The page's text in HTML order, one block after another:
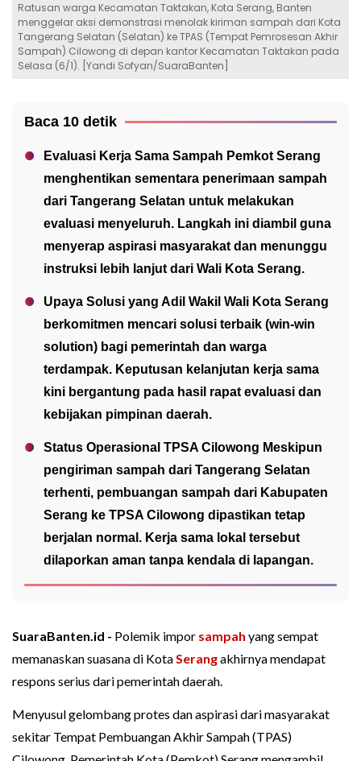
Ratusan warga Kecamatan Taktakan, Kota Serang, Banten
menggelar aksi demonstrasi menolak kiriman sampah dari Kota
Tangerang Selatan (Selatan) ke TPAS (Tempat Pemrosesan Akhir
Sampah) Cilowong di depan kantor Kecamatan Taktakan pada
Selasa (6/1). [Yandi Sofyan/SuaraBanten]
Baca 10 detik
Evaluasi Kerja Sama Sampah Pemkot Serang
menghentikan sementara penerimaan sampah
dari Tangerang Selatan untuk melakukan
evaluasi menyeluruh. Langkah ini diambil guna
menyerap aspirasi masyarakat dan menunggu
instruksi lebih lanjut dari Wali Kota Serang.
Upaya Solusi yang Adil Wakil Wali Kota Serang
berkomitmen mencari solusi terbaik (win-win
solution) bagi pemerintah dan warga
terdampak. Keputusan kelanjutan kerja sama
kini bergantung pada hasil rapat evaluasi dan
kebijakan pimpinan daerah.
Status Operasional TPSA Cilowong Meskipun
pengiriman sampah dari Tangerang Selatan
terhenti, pembuangan sampah dari Kabupaten
Serang ke TPSA Cilowong dipastikan tetap
berjalan normal. Kerja sama lokal tersebut
dilaporkan aman tanpa kendala di lapangan.
SuaraBanten.id - Polemik impor sampah yang sempat
memanaskan suasana di KotaSerangakhirnya mendapat
respons serius dari pemerintah daerah.
Menyusul gelombang protes dan aspirasi dari masyarakat
sekitar Tempat Pembuangan Akhir Sampah (TPAS)